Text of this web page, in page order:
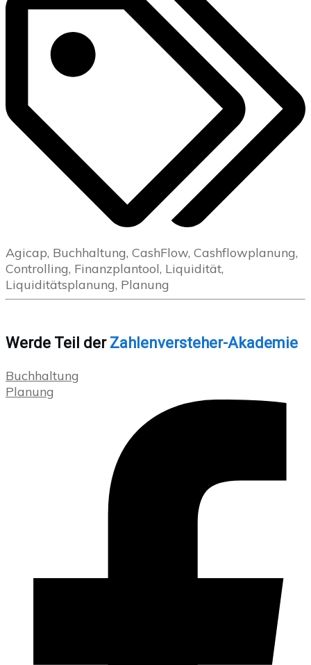
Agicap, Buchhaltung, CashFlow, Cashflowplanung,
Controlling, Finanzplantool, Liquidität,
Liquiditätsplanung, Planung
Werde Teil der Zahlenversteher-Akademie
Buchhaltung
Planung